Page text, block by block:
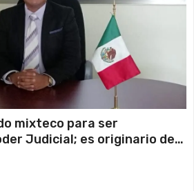
mixteco para ser
Judicial; es originario de